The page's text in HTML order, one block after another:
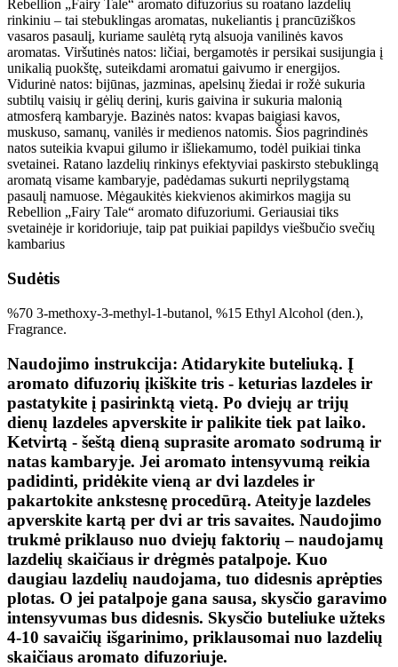
Rebellion „Fairy Tale“ aromato difuzorius su roatano lazdelių
rinkiniu – tai stebuklingas aromatas, nukeliantis į prancūziškos
vasaros pasaulį, kuriame saulėtą rytą alsuoja vanilinės kavos
aromatas. Viršutinės natos: ličiai, bergamotės ir persikai susijungia į
unikalią puokštę, suteikdami aromatui gaivumo ir energijos.
Vidurinė natos: bijūnas, jazminas, apelsinų žiedai ir rožė sukuria
subtilų vaisių ir gėlių derinį, kuris gaivina ir sukuria malonią
atmosferą kambaryje. Bazinės natos: kvapas baigiasi kavos,
muskuso, samanų, vanilės ir medienos natomis. Šios pagrindinės
natos suteikia kvapui gilumo ir išliekamumo, todėl puikiai tinka
svetainei. Ratano lazdelių rinkinys efektyviai paskirsto stebuklingą
aromatą visame kambaryje, padėdamas sukurti neprilygstamą
pasaulį namuose. Mėgaukitės kiekvienos akimirkos magija su
Rebellion „Fairy Tale“ aromato difuzoriumi. Geriausiai tiks
svetainėje ir koridoriuje, taip pat puikiai papildys viešbučio svečių
kambarius
Sudėtis
%70 3-methoxy-3-methyl-1-butanol, %15 Ethyl Alcohol (den.),
Fragrance.
Naudojimo instrukcija: Atidarykite buteliuką. Į
aromato difuzorių įkiškite tris - keturias lazdeles ir
pastatykite į pasirinktą vietą. Po dviejų ar trijų
dienų lazdeles apverskite ir palikite tiek pat laiko.
Ketvirtą - šeštą dieną suprasite aromato sodrumą ir
natas kambaryje. Jei aromato intensyvumą reikia
padidinti, pridėkite vieną ar dvi lazdeles ir
pakartokite ankstesnę procedūrą. Ateityje lazdeles
apverskite kartą per dvi ar tris savaites. Naudojimo
trukmė priklauso nuo dviejų faktorių – naudojamų
lazdelių skaičiaus ir drėgmės patalpoje. Kuo
daugiau lazdelių naudojama, tuo didesnis aprėpties
plotas. O jei patalpoje gana sausa, skysčio garavimo
intensyvumas bus didesnis. Skysčio buteliuke užteks
4-10 savaičių išgarinimo, priklausomai nuo lazdelių
skaičiaus aromato difuzoriuje.